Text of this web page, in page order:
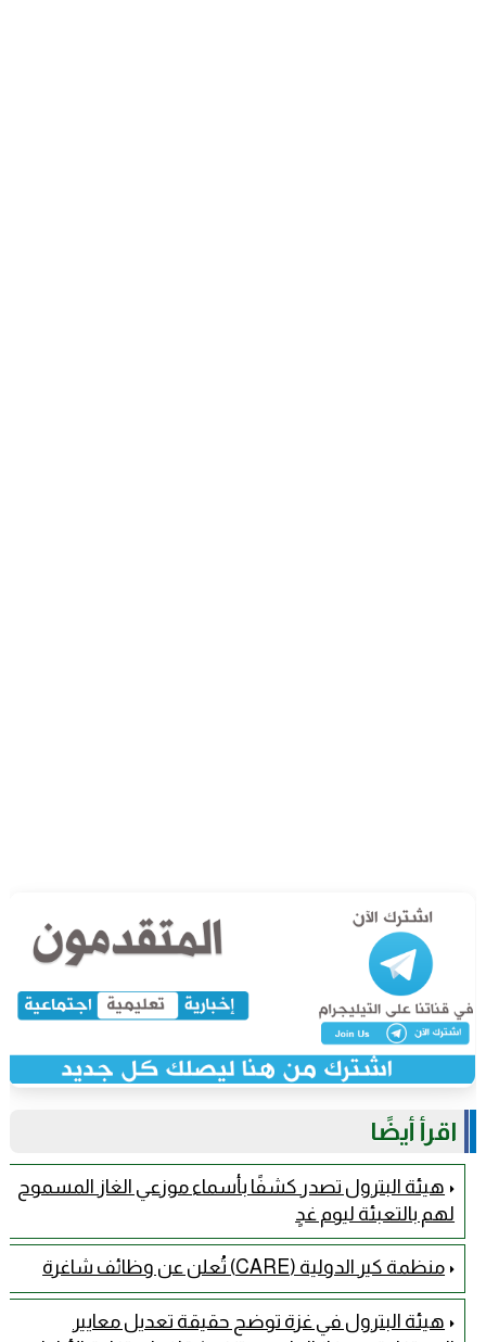
اقرأ أيضًا
هيئة البترول تصدر كشفًا بأسماء موزعي الغاز المسموح
لهم بالتعبئة ليوم غدٍ
منظمة كير الدولية (CARE) تُعلن عن وظائف شاغرة
هيئة البترول في غزة توضح حقيقة تعديل معايير